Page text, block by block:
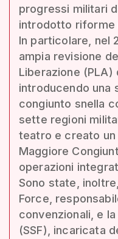
progressi militari
introdotto riforme
In particolare, nel
ampia revisione
Liberazione (PLA)
introducendo una
congiunto snella
sette regioni
teatro e creato
Maggiore
operazioni
Sono state,
Force,
convenzionali, e
(SSF), incaricata